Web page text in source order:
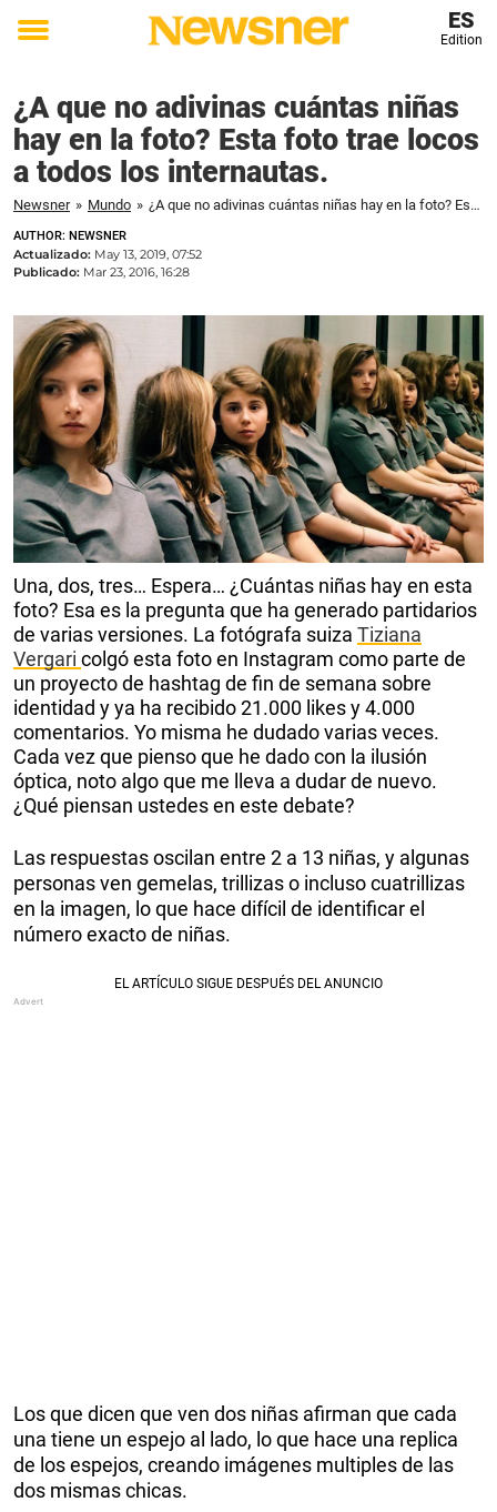
Toggle
ES
Edition
¿A que no adivinas cuántas niñas
hay en la foto? Esta foto trae locos
a todos los internautas.
Newsner » Mundo » ¿A que no adivinas cuántas niñas hay en la foto? Esta foto trae locos a todos los internautas.
AUTHOR: NEWSNER
Actualizado: May 13, 2019, 07:52
Publicado: Mar 23, 2016, 16:28
Una, dos, tres… Espera… ¿Cuántas niñas hay en esta
foto? Esa es la pregunta que ha generado partidarios
de varias versiones. La fotógrafa suiza Tiziana
Vergari colgó esta foto en Instagram como parte de
un proyecto de hashtag de fin de semana sobre
identidad y ya ha recibido 21.000 likes y 4.000
comentarios. Yo misma he dudado varias veces.
Cada vez que pienso que he dado con la ilusión
óptica, noto algo que me lleva a dudar de nuevo.
¿Qué piensan ustedes en este debate?
Las respuestas oscilan entre 2 a 13 niñas, y algunas
personas ven gemelas, trillizas o incluso cuatrillizas
en la imagen, lo que hace difícil de identificar el
número exacto de niñas.
Los que dicen que ven dos niñas afirman que cada
una tiene un espejo al lado, lo que hace una replica
de los espejos, creando imágenes multiples de las
dos mismas chicas.